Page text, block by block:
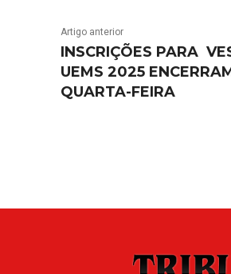
Artigo anterior
INSCRIÇÕES PARA
UEMS 2025
QUARTA-FEIRA